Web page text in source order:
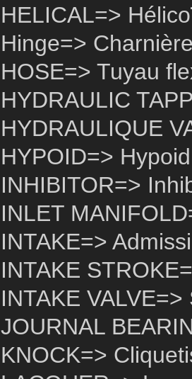
HELICAL=>
Hinge=>
HOSE=> Tuyau
HYDRAULIC
HYDRAULIQUE
HYPOID=> Hypoid
INHIBITOR=>
INLET
INTAKE=>
INTAKE
INTAKE
JOURNAL
KNOCK=>